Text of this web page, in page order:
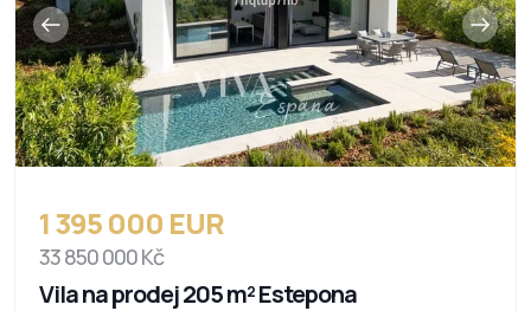
1 395 000 EUR
33 850 000 Kč
Vila na prodej 205 m² Estepona